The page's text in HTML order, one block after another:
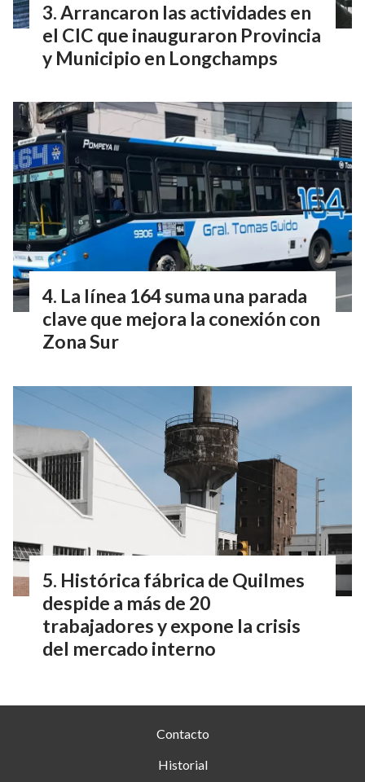
Arrancaron las actividades en
el CIC que inauguraron Provincia
y Municipio en Longchamps
La línea 164 suma una parada
clave que mejora la conexión con
Zona Sur
Histórica fábrica de Quilmes
despide a más de 20
trabajadores y expone la crisis
del mercado interno
Contacto
Historial